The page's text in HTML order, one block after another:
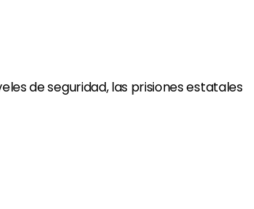
de seguridad, las prisiones estatales